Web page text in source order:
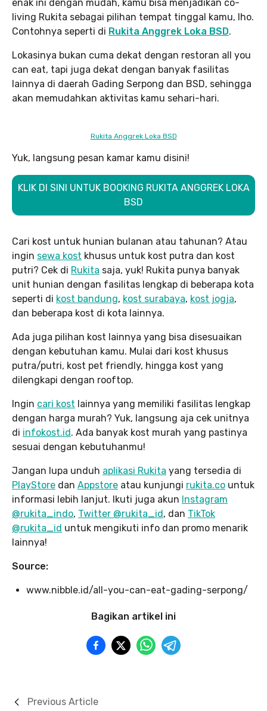
enak ini dengan mudah, kamu bisa menjadikan co-
living Rukita sebagai pilihan tempat tinggal kamu, lho.
Contohnya seperti di Rukita Anggrek Loka BSD.
Lokasinya bukan cuma dekat dengan restoran all you
can eat, tapi juga dekat dengan banyak fasilitas
lainnya di daerah Gading Serpong dan BSD, sehingga
akan memudahkan aktivitas kamu sehari-hari.
Rukita Anggrek Loka BSD
Yuk, langsung pesan kamar kamu disini!
KLIK DI SINI UNTUK BOOKING RUKITA ANGGREK LOKA
BSD
Cari kost untuk hunian bulanan atau tahunan? Atau
ingin sewa kost khusus untuk kost putra dan kost
putri? Cek di Rukita saja, yuk! Rukita punya banyak
unit hunian dengan fasilitas lengkap di beberapa kota
seperti di kost bandung, kost surabaya, kost jogja,
dan beberapa kost di kota lainnya.
Ada juga pilihan kost lainnya yang bisa disesuaikan
dengan kebutuhan kamu. Mulai dari kost khusus
putra/putri, kost pet friendly, hingga kost yang
dilengkapi dengan rooftop.
Ingin cari kost lainnya yang memiliki fasilitas lengkap
dengan harga murah? Yuk, langsung aja cek unitnya
di infokost.id . Ada banyak kost murah yang pastinya
sesuai dengan kebutuhanmu!
Jangan lupa unduh aplikasi Rukita yang tersedia di
PlayStore dan Appstore atau kunjungi rukita.co untuk
informasi lebih lanjut. Ikuti juga akun Instagram
@rukita_indo, Twitter @rukita_id , dan TikTok
@rukita_id untuk mengikuti info dan promo menarik
lainnya!
Source:
www.nibble.id/all-you-can-eat-gading-serpong/
Bagikan artikel ini
Previous Article